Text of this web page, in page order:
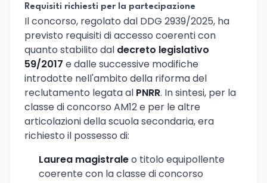
Requisiti richiesti per la partecipazione
Il concorso, regolato dal DDG 2939/2025, ha
previsto requisiti di accesso coerenti con
quanto stabilito dal decreto legislativo
59/2017 e dalle successive modifiche
introdotte nell'ambito della riforma del
reclutamento legata al PNRR. In sintesi, per la
classe di concorso AM12 e per le altre
articolazioni della scuola secondaria, era
richiesto il possesso di:
Laurea magistraleo titolo equipollente
coerente con la classe di concorso